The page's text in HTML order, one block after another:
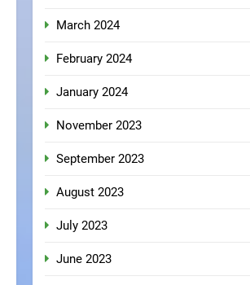
March 2024
February 2024
January 2024
November 2023
September 2023
August 2023
July 2023
June 2023